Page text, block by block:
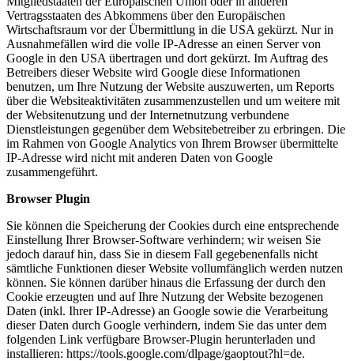
Vertragsstaaten des Abkommens über den Europäischen
Wirtschaftsraum vor der Übermittlung in die USA gekürzt. Nur in
Ausnahmefällen wird die volle IP-Adresse an einen Server von
Google in den USA übertragen und dort gekürzt. Im Auftrag des
Betreibers dieser Website wird Google diese Informationen
benutzen, um Ihre Nutzung der Website auszuwerten, um Reports
über die Websiteaktivitäten zusammenzustellen und um weitere mit
der Websitenutzung und der Internetnutzung verbundene
Dienstleistungen gegenüber dem Websitebetreiber zu erbringen. Die
im Rahmen von Google Analytics von Ihrem Browser übermittelte
IP-Adresse wird nicht mit anderen Daten von Google
zusammengeführt.
Browser Plugin
Sie können die Speicherung der Cookies durch eine entsprechende
Einstellung Ihrer Browser-Software verhindern; wir weisen Sie
jedoch darauf hin, dass Sie in diesem Fall gegebenenfalls nicht
sämtliche Funktionen dieser Website vollumfänglich werden nutzen
können. Sie können darüber hinaus die Erfassung der durch den
Cookie erzeugten und auf Ihre Nutzung der Website bezogenen
Daten (inkl. Ihrer IP-Adresse) an Google sowie die Verarbeitung
dieser Daten durch Google verhindern, indem Sie das unter dem
folgenden Link verfügbare Browser-Plugin herunterladen und
installieren: https://tools.google.com/dlpage/gaoptout?hl=de.